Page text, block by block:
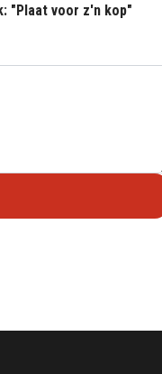
"Plaat voor z'n kop"